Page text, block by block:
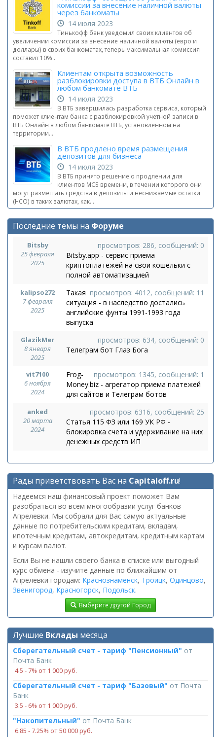
комиссии за внесение наличной валюты
через банкоматы
14 июля 2023
Тинькофф банк уведомил своих клиентов об
увеличении комиссии за внесение наличной валюты (евро и
доллары) в своих банкоматах, теперь максимальная комиссия
составит 10%...
Клиентам открыта возможность
разблокировки доступа в ВТБ Онлайн в
любом банкомате ВТБ
14 июля 2023
В ВТБ завершилась разработка сервиса, который
поможет клиентам банка с разблокировкой учетной записи в
ВТБ Онлайн в любом банкомате ВТБ, установленном на
территории...
В ВТБ продлено время размещения
депозитов для бизнеса
14 июля 2023
В ВТБ принято решение о продлении для
клиентов МСБ времени, в течении которого они
могут размещать средства в депозиты и неснижаемые остатки
(НСО) в таких валютах, как...
Последние темы на Форуме
Bitsby
25 февраля
2025
просмотров: 286, сообщений: 0
Bitsby.app - сервис приема
криптоплатежей на свои кошельки с
полной автоматизацией
kalipso272
7 февраля
2025
просмотров: 4012, сообщений: 11
Такая
ситуация - в наследство достались
английские фунты 1991-1993 года
выпуска
GlazikMer
8 января
2025
просмотров: 634, сообщений: 0
Телеграм бот Глаз Бога
vit7100
6 ноября
2024
просмотров: 1345, сообщений: 1
Frog-
Money.biz - агрегатор приема платежей
для сайтов и Телеграм ботов
anked
20 марта
2024
просмотров: 6316, сообщений: 25
Статья 115 ФЗ или 169 УК РФ -
блокировка счета и удерживание на них
денежных средств ИП
Рады приветствовать Вас на Capitaloff.ru!
Надеемся наш финансовый проект поможет Вам
разобраться во всем многообразии услуг банков
Апрелевки. Мы собрали для Вас самую актуальные
данные по потребительским кредитам, вкладам,
ипотечным кредитам, автокредитам, кредитным картам
и курсам валют.
Если Вы не нашли своего банка в списке или выгодный
курс обмена - изучите данные по ближайшим от
Апрелевки городам: Краснознаменск, Троицк, Одинцово,
Звенигород, Красногорск, Подольск.
Выберите другой Город
Лучшие Вклады месяца
Сберегательный счет - тариф "Пенсионный" от
Почта Банк
4.5 ‑ 7% от 1 000 руб.
Сберегательный счет - тариф "Базовый" от Почта
Банк
3.5 ‑ 6% от 1 000 руб.
"Накопительный" от Почта Банк
6.85 ‑ 7.25% от 50 000 руб.